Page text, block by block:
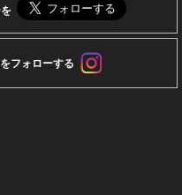
フォローする